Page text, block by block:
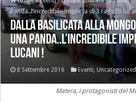
Panda..l’incredibile impresa di 3 ragazzi
Dalla Basilicata alla
una Panda..l’incredibile
lucani !
8 Settembre 2016 Eventi,Uncategorized
Matera, i protagonisti del